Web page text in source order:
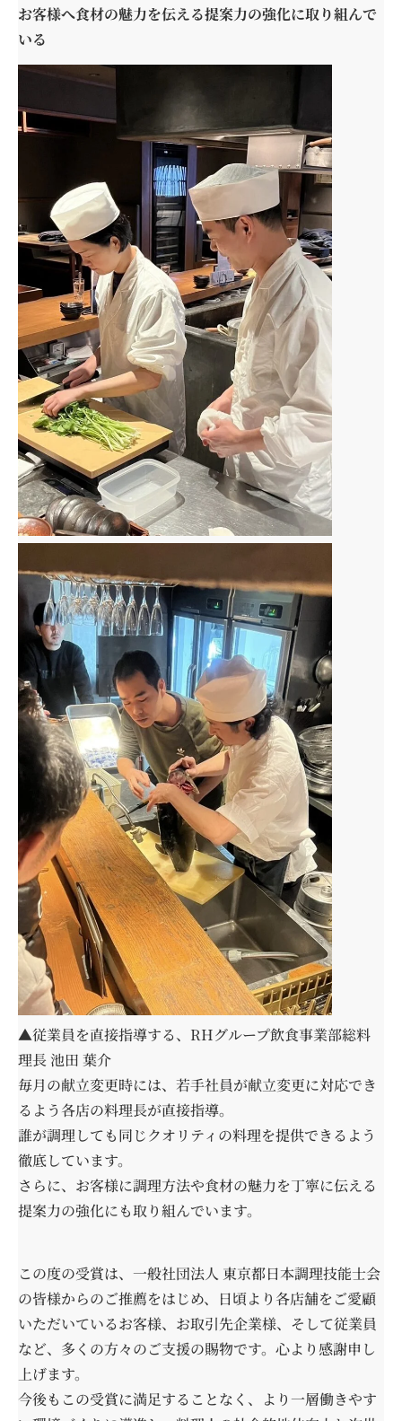
お客様へ食材の魅力を伝える提案力の強化に取り組んで
いる
▲従業員を直接指導する、RHグループ飲食事業部総料
理長 池田 葉介
毎月の献立変更時には、若手社員が献立変更に対応でき
るよう各店の料理長が直接指導。
誰が調理しても同じクオリティの料理を提供できるよう
徹底しています。
さらに、お客様に調理方法や食材の魅力を丁寧に伝える
提案力の強化にも取り組んでいます。
この度の受賞は、一般社団法人 東京都日本調理技能士会
の皆様からのご推薦をはじめ、日頃より各店舗をご愛顧
いただいているお客様、お取引先企業様、そして従業員
など、多くの方々のご支援の賜物です。心より感謝申し
上げます。
今後もこの受賞に満足することなく、より一層働きやす